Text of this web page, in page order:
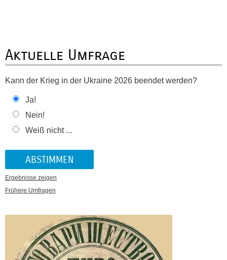
Aktuelle Umfrage
Kann der Krieg in der Ukraine 2026 beendet werden?
Ja!
Nein!
Weiß nicht ...
Ergebnisse zeigen
Frühere Umfragen